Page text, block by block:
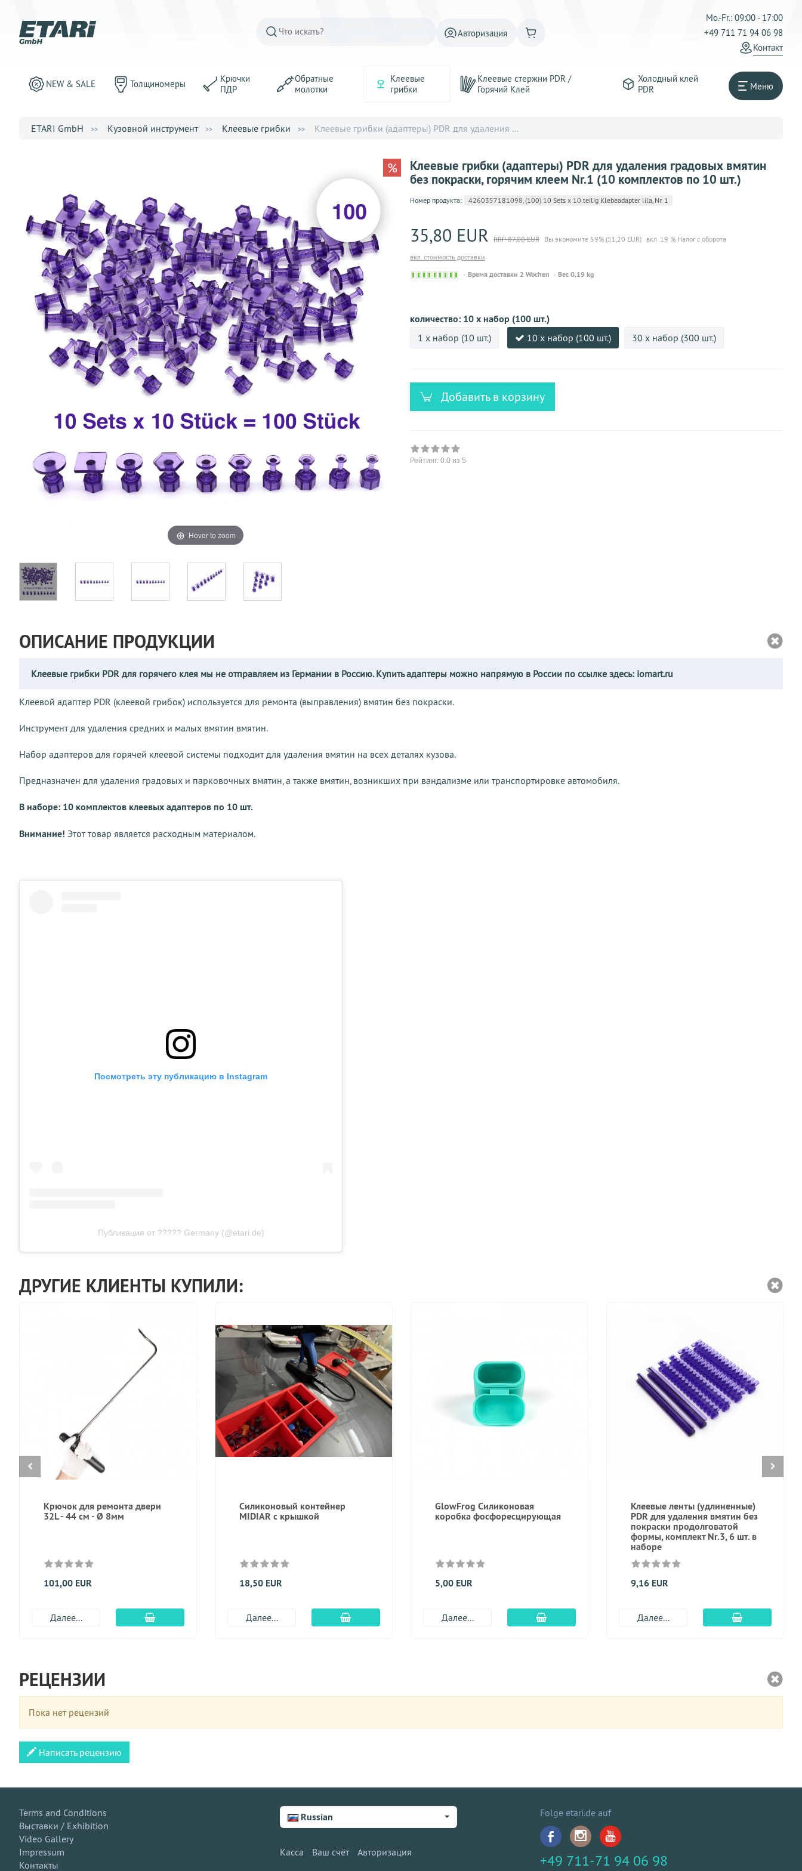
Авторизация
Mo.-Fr.: 09:00 - 17:00
+49 711 71 94 06 98
Контакт
NEW & SALE Толщиномеры
Крючки
ПДР
Обратные
молотки
Клеевые
грибки
Клеевые стержни PDR /
Горячий Kлей
Холодный клей
PDR
Меню
ETARI GmbH Кузовной инструмент Клеевые грибки Клеевые грибки (адаптеры) PDR для удаления ...
Hover to zoom
%
Клеевые грибки (адаптеры) PDR для удаления градовых вмятин
без покраски, горячим клеем Nr.1 (10 комплектов по 10 шт.)
Номер продукта: 4260357181098, (100) 10 Sets x 10 teilig Klebeadapter lila, Nr. 1
35,80 EUR RRP 87,00 EUR Вы экономите 59% (51,20 EUR) вкл. 19 % Налог с оборота
вкл. стоимость доставки
Sofort
Время доставки 2 Wochen Вес 0,19 kg
количество: 10 х набор (100 шт.)
1 х набор (10 шт.) 10 х набор (100 шт.) 30 х набор (300 шт.)
Добавить в корзину
Рейтинг: 0.0 из 5
ОПИСАНИЕ ПРОДУКЦИИ
Клеевые грибки PDR для горячего клея мы не отправляем из Германии в Россию. Купить адаптеры можно напрямую в России по ссылке здесь: iomart.ru
Клеевой адаптер PDR (клеевой грибок) используется для ремонта (выправления) вмятин без покраски.
Инструмент для удаления средних и малых вмятин вмятин.
Набор адаптеров для горячей клеевой системы подходит для удаления вмятин на всех деталях кузова.
Предназначен для удаления градовых и парковочных вмятин, а также вмятин, возникших при вандализме или транспортировке автомобиля.
В наборе: 10 комплектов клеевых адаптеров по 10 шт.
Внимание! Этот товар является расходным материалом.
Посмотреть эту публикацию в Instagram
Публикация от ????? Germany (@etari.de)
ДРУГИЕ КЛИЕНТЫ КУПИЛИ:
Крючок для ремонта двери
32L - 44 см - Ø 8мм
101,00 EUR
Далее... Добавить в корзину
Силиконовый контейнер
MIDIAR с крышкой
18,50 EUR
Далее... Добавить в корзину
GlowFrog Силиконовая
коробка фосфоресцирующая
5,00 EUR
Далее... Добавить в корзину
Клеевые ленты (удлиненные)
PDR для удаления вмятин без
покраски продолговатой
формы, комплект Nr.3, 6 шт. в
наборе
9,16 EUR
Далее... Добавить в
РЕЦЕНЗИИ
Пока нет рецензий
Написать рецензию
Terms and Conditions
Выставки / Exhibition
Video Gallery
Impressum
Контакты
Russian
Касса Ваш счёт Авторизация
Folge etari.de auf
+49 711-71 94 06 98